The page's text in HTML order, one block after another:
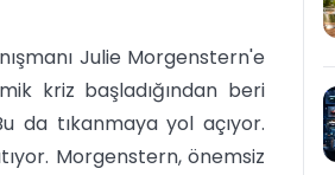
Julie Morgenstern'e
kriz başladığından beri
da tıkanmaya yol açıyor.
Morgenstern, önemsiz